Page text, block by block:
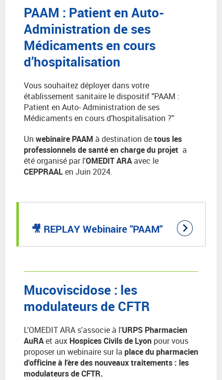
PAAM : Patient en Auto-
Administration de ses
Médicaments en cours
d’hospitalisation
Vous souhaitez déployer dans votre
établissement sanitaire le dispositif "PAAM :
Patient en Auto- Administration de ses
Médicaments en cours d’hospitalisation ?"
Un webinaire PAAM à destination detous les
professionnels de santé en charge du projet a
étéorganisé par l'OMEDIT ARAavec le
CEPPRAALen Juin 2024.
🎥 REPLAY Webinaire "PAAM"
Mucoviscidose : les
modulateurs de CFTR
L'OMEDIT ARA s'associe à l'URPS Pharmacien
AuRAet aux Hospices Civils de Lyon pour vous
proposer un webinaire sur la place du pharmacien
d'officine à l'ère des nouveaux traitements : les
modulateurs de CFTR.